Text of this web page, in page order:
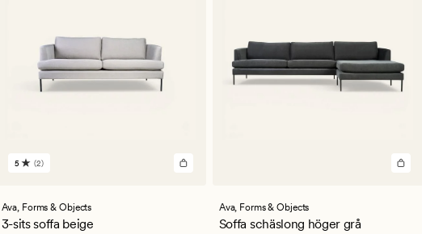
2
ett
genomsnittligt
5 (2)
Ava, Forms & Objects
3-sits soffa beige
Ava, Forms & Objects
Soffa schäslong höger grå